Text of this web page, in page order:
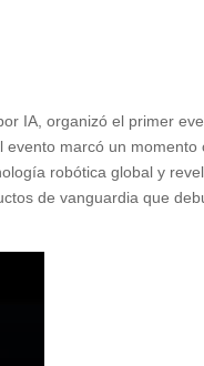
IA, organizó el primer
evento marcó un momento
robótica global y
de vanguardia que